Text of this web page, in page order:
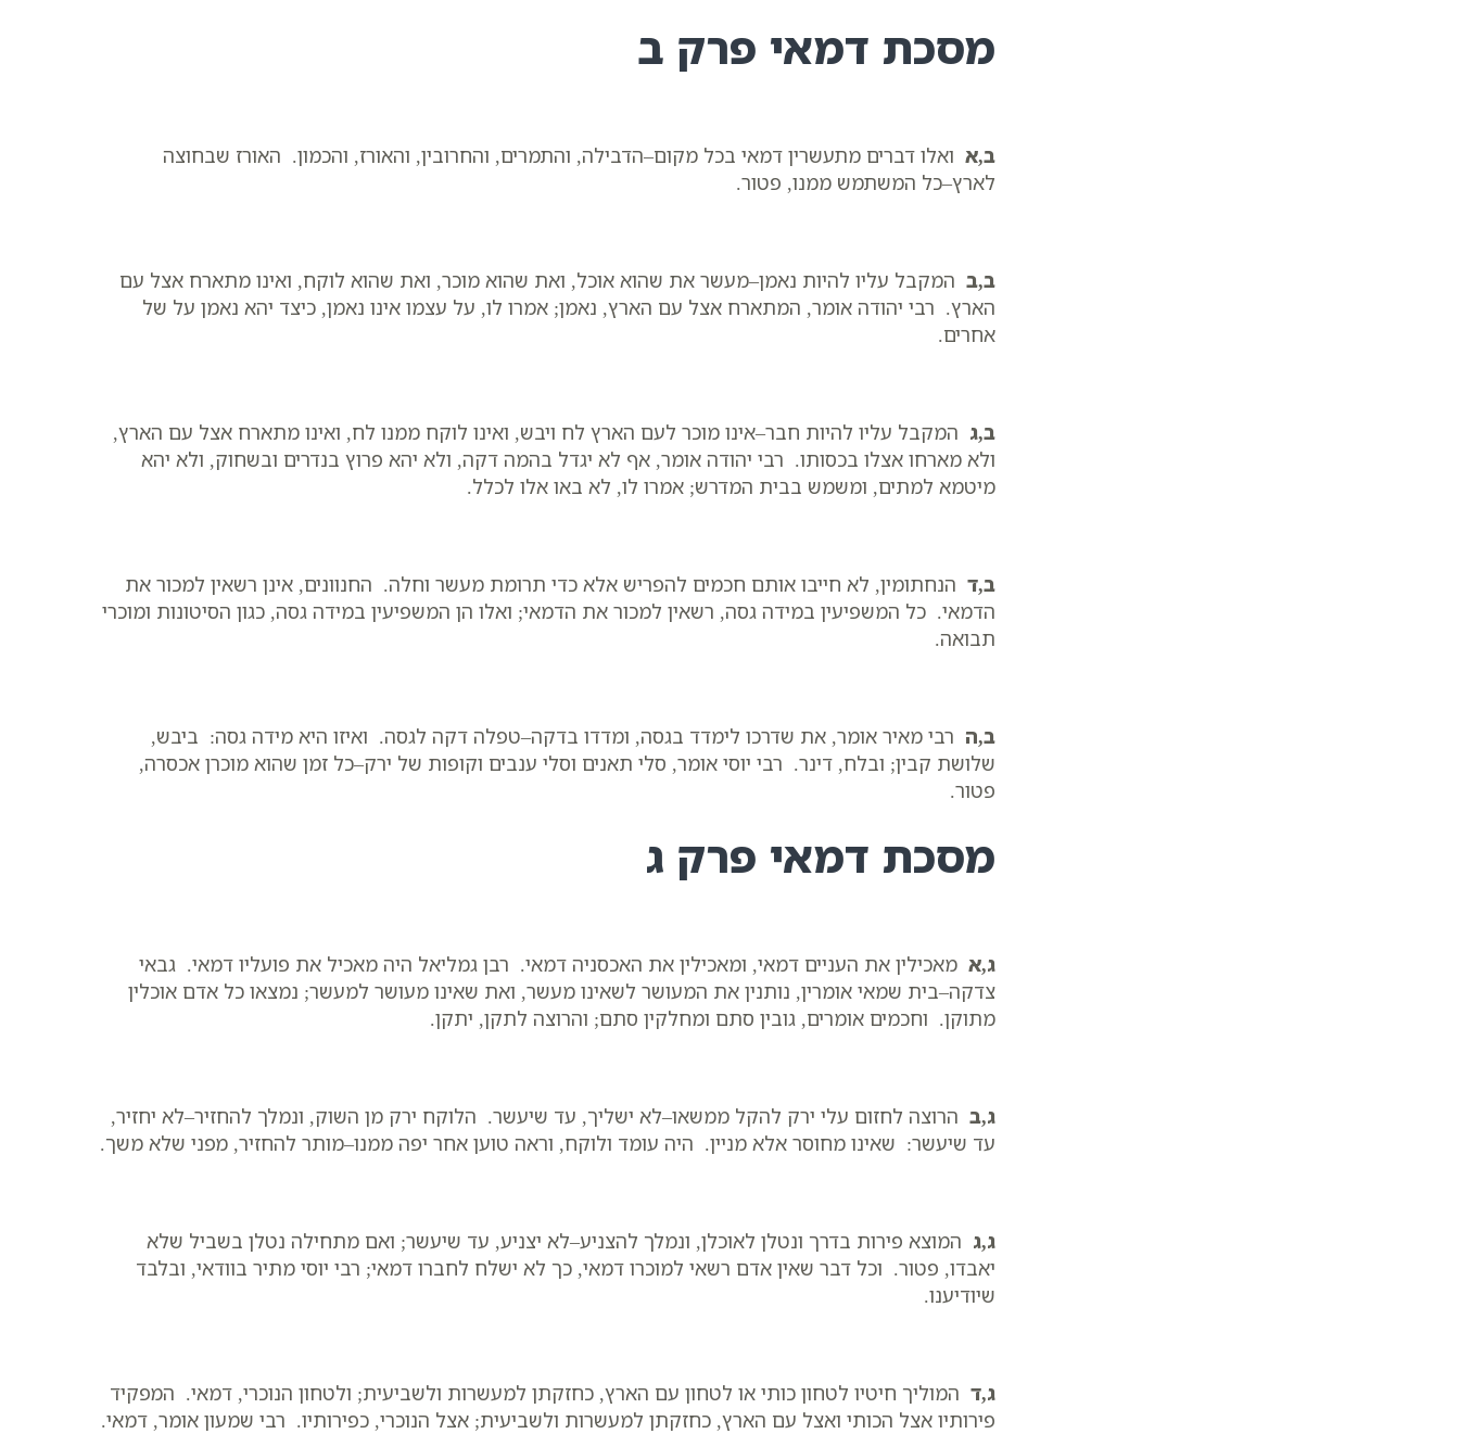
מסכת דמאי פרק ב
ב,א ואלו דברים מתעשרין דמאי בכל מקום–הדבילה, והתמרים, והחרובין, והאורז, והכמון. האורז שבחוצה
לארץ–כל המשתמש ממנו, פטור.
ב,ב המקבל עליו להיות נאמן–מעשר את שהוא אוכל, ואת שהוא מוכר, ואת שהוא לוקח, ואינו מתארח אצל עם
הארץ. רבי יהודה אומר, המתארח אצל עם הארץ, נאמן; אמרו לו, על עצמו אינו נאמן, כיצד יהא נאמן על של
אחרים.
ב,ג המקבל עליו להיות חבר–אינו מוכר לעם הארץ לח ויבש, ואינו לוקח ממנו לח, ואינו מתארח אצל עם הארץ,
ולא מארחו אצלו בכסותו. רבי יהודה אומר, אף לא יגדל בהמה דקה, ולא יהא פרוץ בנדרים ובשחוק, ולא יהא
מיטמא למתים, ומשמש בבית המדרש; אמרו לו, לא באו אלו לכלל.
ב,ד הנחתומין, לא חייבו אותם חכמים להפריש אלא כדי תרומת מעשר וחלה. החנוונים, אינן רשאין למכור את
הדמאי. כל המשפיעין במידה גסה, רשאין למכור את הדמאי; ואלו הן המשפיעין במידה גסה, כגון הסיטונות ומוכרי
תבואה.
ב,ה רבי מאיר אומר, את שדרכו לימדד בגסה, ומדדו בדקה–טפלה דקה לגסה. ואיזו היא מידה גסה: ביבש,
שלושת קבין; ובלח, דינר. רבי יוסי אומר, סלי תאנים וסלי ענבים וקופות של ירק–כל זמן שהוא מוכרן אכסרה,
פטור.
מסכת דמאי פרק ג
ג,א מאכילין את העניים דמאי, ומאכילין את האכסניה דמאי. רבן גמליאל היה מאכיל את פועליו דמאי. גבאי
צדקה–בית שמאי אומרין, נותנין את המעושר לשאינו מעשר, ואת שאינו מעושר למעשר; נמצאו כל אדם אוכלין
מתוקן. וחכמים אומרים, גובין סתם ומחלקין סתם; והרוצה לתקן, יתקן.
ג,ב הרוצה לחזום עלי ירק להקל ממשאו–לא ישליך, עד שיעשר. הלוקח ירק מן השוק, ונמלך להחזיר–לא יחזיר,
עד שיעשר: שאינו מחוסר אלא מניין. היה עומד ולוקח, וראה טוען אחר יפה ממנו–מותר להחזיר, מפני שלא משך.
ג,ג המוצא פירות בדרך ונטלן לאוכלן, ונמלך להצניע–לא יצניע, עד שיעשר; ואם מתחילה נטלן בשביל שלא
יאבדו, פטור. וכל דבר שאין אדם רשאי למוכרו דמאי, כך לא ישלח לחברו דמאי; רבי יוסי מתיר בוודאי, ובלבד
שיודיענו.
ג,ד המוליך חיטיו לטחון כותי או לטחון עם הארץ, כחזקתן למעשרות ולשביעית; ולטחון הנוכרי, דמאי. המפקיד
פירותיו אצל הכותי ואצל עם הארץ, כחזקתן למעשרות ולשביעית; אצל הנוכרי, כפירותיו. רבי שמעון אומר, דמאי.